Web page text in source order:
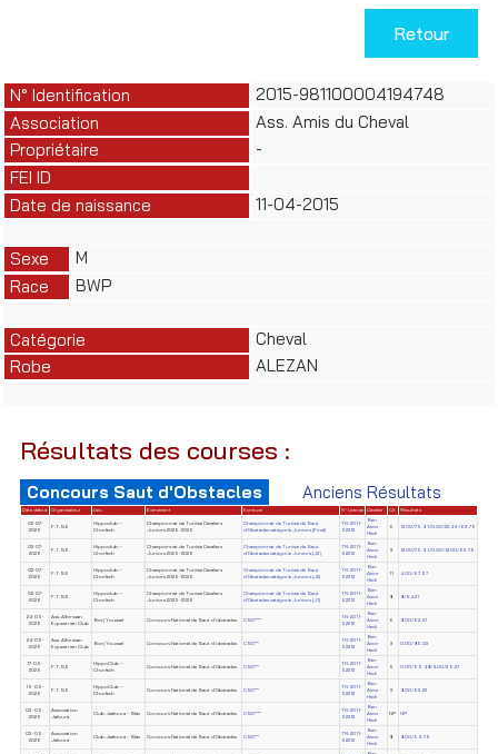
Retour
N° Identification
2015-981100004194748
Association
Ass. Amis du Cheval
Propriétaire
-
FEI ID
Date de naissance
11-04-2015
Sexe
M
Race
BWP
Catégorie
Cheval
Robe
ALEZAN
Résultats des courses :
Concours Saut d'Obstacles Anciens Résultats
Date début Organisateur Lieu Evènement Epreuve N° License Cavalier Clt Résultats
02-07-
2026
F.T.S.E
Hippoclub –
Chorfech
Championnat de Tunisie Cavaliers
Juniors 2025-2026
Championnat de Tunisie de Saut
d'Obstacles catégorie Juniors (Final)
TN-2011-
52212
Ben
Amor
Hedi
6 12.00/75.91/0.00/22.49/63.76
02-07-
2026
F.T.S.E
Hippoclub –
Chorfech
Championnat de Tunisie Cavaliers
Juniors 2025-2026
Championnat de Tunisie de Saut
d'Obstacles catégorie Juniors (J3)
TN-2011-
52212
Ben
Amor
Hedi
9 12.00/75.91/0.00/12.00/63.76
02-07-
2026
F.T.S.E
Hippoclub –
Chorfech
Championnat de Tunisie Cavaliers
Juniors 2025-2026
Championnat de Tunisie de Saut
d'Obstacles catégorie Juniors (J2)
TN-2011-
52212
Ben
Amor
Hedi
11 4.00/67.57
02-07-
2026
F.T.S.E
Hippoclub –
Chorfech
Championnat de Tunisie Cavaliers
Juniors 2025-2026
Championnat de Tunisie de Saut
d'Obstacles catégorie Juniors (J1)
TN-2011-
52212
Ben
Amor
Hedi
8 8/64.21
24-05-
2026
Ass. Alforssan
Equestrian Club
Borj Youssef Concours National de Saut d'obstacles CSO***
TN-2011-
52212
Ben
Amor
Hedi
6 8.00/62.41
24-05-
2026
Ass. Alforssan
Equestrian Club
Borj Youssef Concours National de Saut d'obstacles CSO**
TN-2011-
52212
Ben
Amor
Hedi
9 0.00/85.03
17-05-
2026
F.T.S.E
HippoClub –
Chorfech
Concours National de Saut d'Obstacles CSO**
TN-2011-
52212
Ben
Amor
Hedi
5 0.00/66.48/4.00/36.27
15-05-
2026
F.T.S.E
HippoClub –
Chorfech
Concours National de Saut d'Obstacles CSO**
TN-2011-
52212
Ben
Amor
Hedi
9 8.00/63.22
03-05-
2026
Association
Jafoura
Club Jaafoura - Sfax Concours National de Saut d'Obstacles CSO***
TN-2011-
52212
Ben
Amor
Hedi
NP NP
03-05-
2026
Association
Jafoura
Club Jaafoura - Sfax Concours National de Saut d'Obstacles CSO**
TN-2011-
52212
Ben
Amor
Hedi
8 8.00/59.76